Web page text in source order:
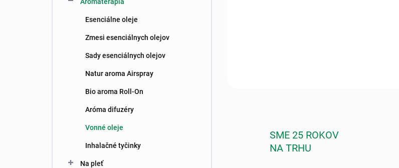
Esenciálne oleje
Zmesi esenciálnych olejov
Sady esenciálnych olejov
Natur aroma Airspray
Bio aroma Roll-On
Aróma difuzéry
Vonné oleje
Inhalačné tyčinky
Na pleť
SME 25 ROKOV
NA TRHU